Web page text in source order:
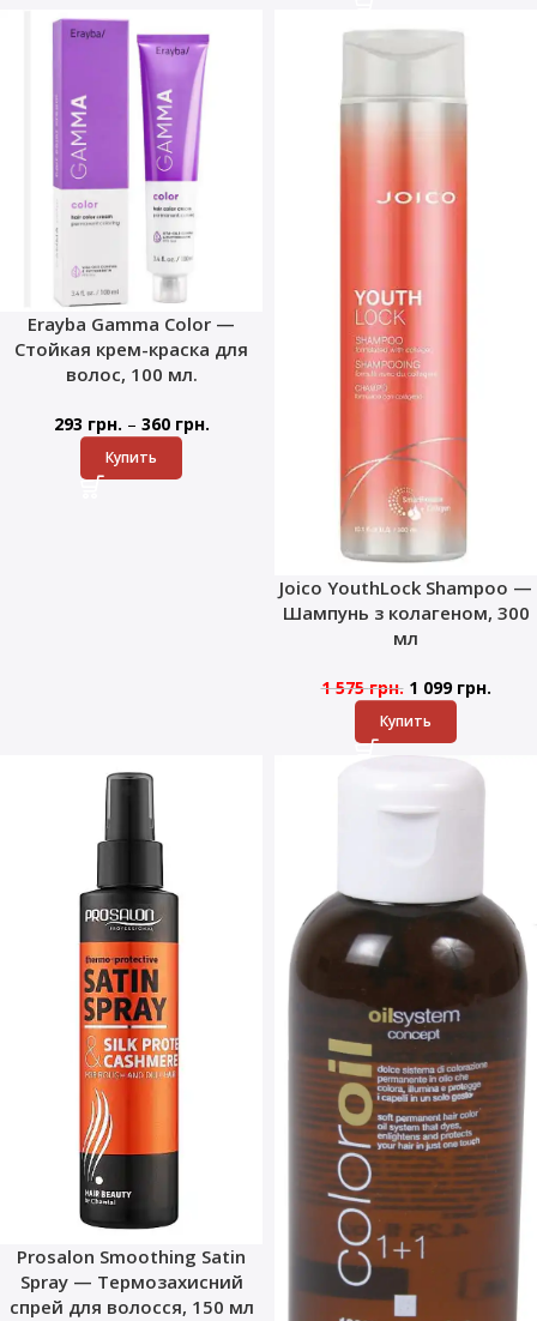
Erayba Gamma Color —
Стойкая крем-краска для
волос, 100 мл.
293 грн. – 360 грн.
Купить
Joico YouthLock Shampoo —
Шампунь з колагеном, 300
мл
1 575грн. 1 099 грн.
Купить
Prosalon Smoothing Satin
Spray — Термозахисний
спрей для волосся, 150 мл